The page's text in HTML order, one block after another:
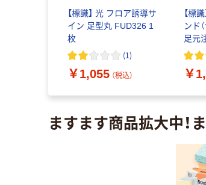
【標識】 光 フロア誘導サ
イン 足型丸 FUD326 1
枚
(1)
￥1,055 （税込）
【標
ンド
足元
個
￥
ますます商品拡大中！